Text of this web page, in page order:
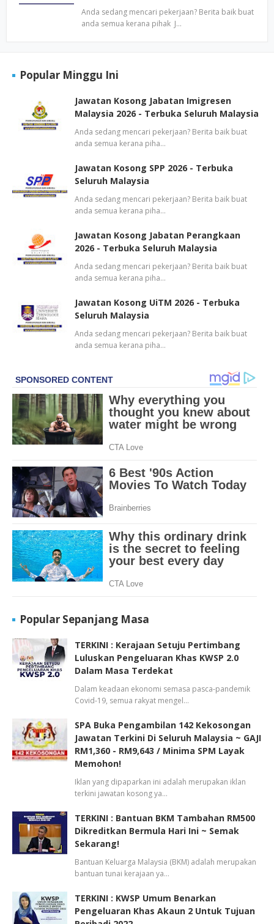
Anda sedang mencari pekerjaan? Berita baik buat
anda semua kerana pihak J…
Popular Minggu Ini
Jawatan Kosong Jabatan Imigresen
Malaysia 2026 - Terbuka Seluruh Malaysia
Anda sedang mencari pekerjaan? Berita baik buat
anda semua kerana piha…
Jawatan Kosong SPP 2026 - Terbuka
Seluruh Malaysia
Anda sedang mencari pekerjaan? Berita baik buat
anda semua kerana piha…
Jawatan Kosong Jabatan Perangkaan
2026 - Terbuka Seluruh Malaysia
Anda sedang mencari pekerjaan? Berita baik buat
anda semua kerana piha…
Jawatan Kosong UiTM 2026 - Terbuka
Seluruh Malaysia
Anda sedang mencari pekerjaan? Berita baik buat
anda semua kerana piha…
Popular Sepanjang Masa
TERKINI : Kerajaan Setuju Pertimbang
Luluskan Pengeluaran Khas KWSP 2.0
Dalam Masa Terdekat
Dalam keadaan ekonomi semasa pasca-pandemik
Covid-19, semua rakyat mengel…
SPA Buka Pengambilan 142 Kekosongan
Jawatan Terkini Di Seluruh Malaysia ~ GAJI
RM1,360 - RM9,643 / Minima SPM Layak
Memohon!
Iklan yang dipaparkan ini adalah merupakan iklan
terkini jawatan kosong ya…
TERKINI : Bantuan BKM Tambahan RM500
Dikreditkan Bermula Hari Ini ~ Semak
Sekarang!
Bantuan Keluarga Malaysia (BKM) adalah merupakan
bantuan tunai kerajaan ya…
TERKINI : KWSP Umum Benarkan
Pengeluaran Khas Akaun 2 Untuk Tujuan